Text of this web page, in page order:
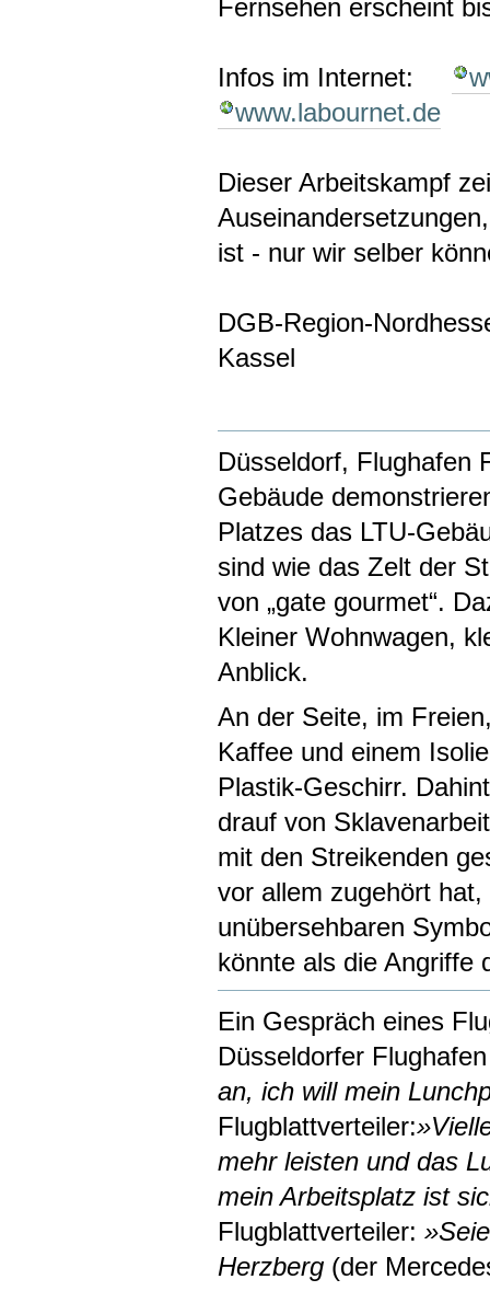
Fernsehen erscheint
Infos im Internet:
www.labournet.de
Dieser Arbeitskampf
ist - nur wir selber
DGB-Region-
Kassel
Düsseldorf, Flughafen
Gebäude
Platzes das LTU-
sind wie das Zelt der
von „gate gourmet“.
Kleiner Wohnwagen,
Anblick.
An der Seite, im
Kaffee und einem
Plastik-Geschirr.
drauf von
mit den Streikenden
vor allem zugehört
unübersehbaren
könnte als die Angriffe
Ein Gespräch eines
Düsseldorfer
an, ich will mein
Flugblattverteiler:
mehr leisten und das
mein Arbeitsplatz ist
Flugblattverteiler:
Herzberg (der